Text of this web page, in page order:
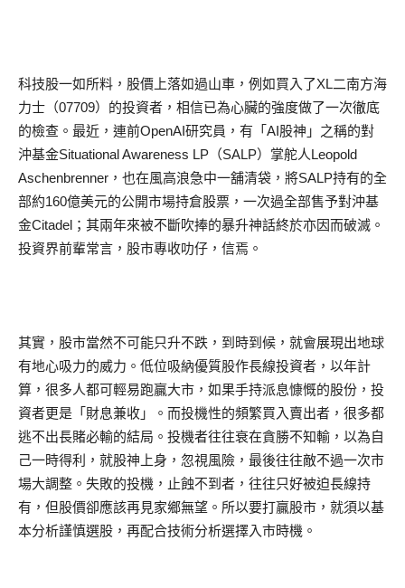
科技股一如所料，股價上落如過山車，例如買入了XL二南方海
力士（07709）的投資者，相信已為心臟的強度做了一次徹底
的檢查。最近，連前OpenAI研究員，有「AI股神」之稱的對
沖基金Situational Awareness LP（SALP）掌舵人Leopold
Aschenbrenner，也在風高浪急中一舖清袋，將SALP持有的全
部約160億美元的公開市場持倉股票，一次過全部售予對沖基
金Citadel；其兩年來被不斷吹捧的暴升神話終於亦因而破滅。
投資界前輩常言，股市專收叻仔，信焉。
其實，股市當然不可能只升不跌，到時到候，就會展現出地球
有地心吸力的威力。低位吸納優質股作長線投資者，以年計
算，很多人都可輕易跑贏大市，如果手持派息慷慨的股份，投
資者更是「財息兼收」。而投機性的頻繁買入賣出者，很多都
逃不出長賭必輸的結局。投機者往往衰在貪勝不知輸，以為自
己一時得利，就股神上身，忽視風險，最後往往敵不過一次市
場大調整。失敗的投機，止蝕不到者，往往只好被迫長線持
有，但股價卻應該再見家鄉無望。所以要打贏股市，就須以基
本分析謹慎選股，再配合技術分析選擇入市時機。